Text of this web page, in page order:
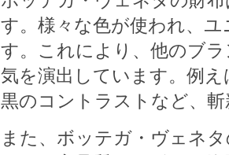
す。様々な色が使われ、
す。これにより、他のブ
気を演出しています。例
黒のコントラストなど、
また、ボッテガ・ヴェネ